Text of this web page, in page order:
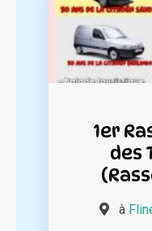
1er
des
à